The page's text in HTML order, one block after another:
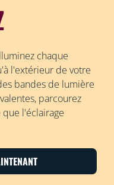
chaque
l'extérieur de votre
bandes de lumière
parcourez
l'éclairage